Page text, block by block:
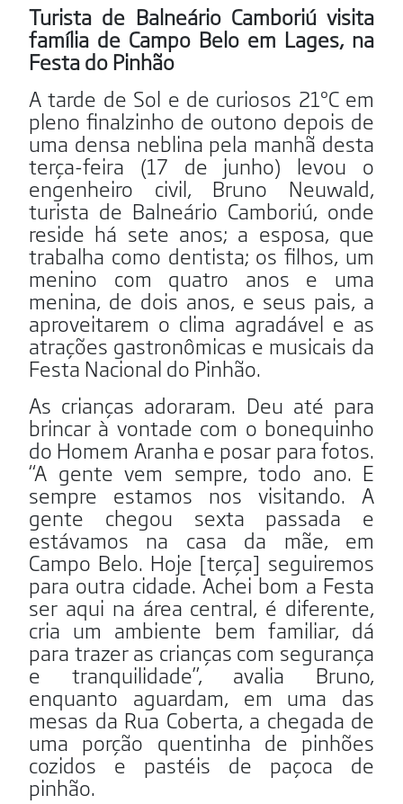
Turista de Balneário Camboriú visita
família de Campo Belo em Lages, na
Festa do Pinhão
A tarde de Sol e de curiosos 21ºC em
pleno finalzinho de outono depois de
uma densa neblina pela manhã desta
terça-feira (17 de junho) levou o
engenheiro civil, Bruno Neuwald,
turista de Balneário Camboriú, onde
reside há sete anos; a esposa, que
trabalha como dentista; os filhos, um
menino com quatro anos e uma
menina, de dois anos, e seus pais, a
aproveitarem o clima agradável e as
atrações gastronômicas e musicais da
Festa Nacional do Pinhão.
As crianças adoraram. Deu até para
brincar à vontade com o bonequinho
do Homem Aranha e posar para fotos.
“A gente vem sempre, todo ano. E
sempre estamos nos visitando. A
gente chegou sexta passada e
estávamos na casa da mãe, em
Campo Belo. Hoje [terça] seguiremos
para outra cidade. Achei bom a Festa
ser aqui na área central, é diferente,
cria um ambiente bem familiar, dá
para trazer as crianças com segurança
e tranquilidade”, avalia Bruno,
enquanto aguardam, em uma das
mesas da Rua Coberta, a chegada de
uma porção quentinha de pinhões
cozidos e pastéis de paçoca de
pinhão.